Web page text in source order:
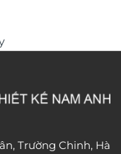
Trường Chinh, Hà